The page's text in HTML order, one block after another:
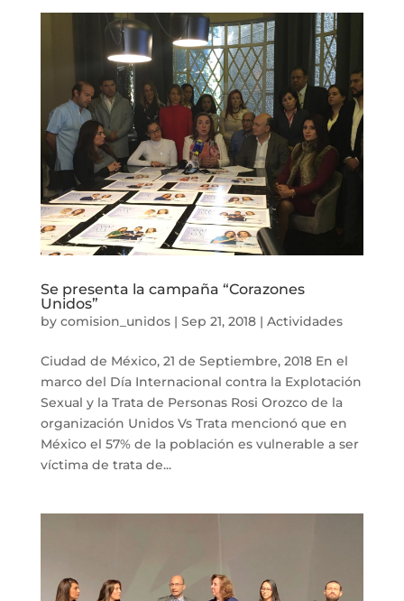
Se presenta la campaña “Corazones
Unidos”
by comision_unidos| Sep 21, 2018| Actividades
Ciudad de México, 21 de Septiembre, 2018 En el
marco del Día Internacional contra la Explotación
Sexual y la Trata de Personas Rosi Orozco de la
organización Unidos Vs Trata mencionó que en
México el 57% de la población es vulnerable a ser
víctima de trata de...